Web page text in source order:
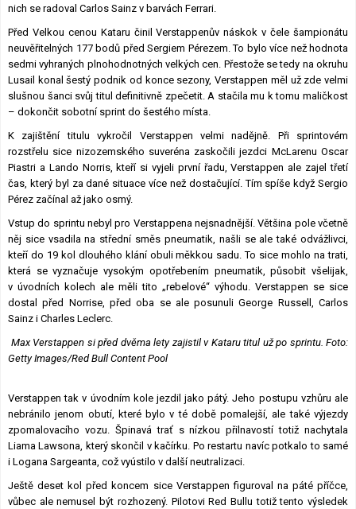
nich se radoval Carlos Sainz v barvách Ferrari.
Před Velkou cenou Kataru činil Verstappenův náskok v čele šampionátu
neuvěřitelných 177 bodů před Sergiem Pérezem. To bylo více než hodnota
sedmi vyhraných plnohodnotných velkých cen. Přestože se tedy na okruhu
Lusail konal šestý podnik od konce sezony, Verstappen měl už zde velmi
slušnou šanci svůj titul definitivně zpečetit. A stačila mu k tomu maličkost
– dokončit sobotní sprint do šestého místa.
K zajištění titulu vykročil Verstappen velmi nadějně. Při sprintovém
rozstřelu sice nizozemského suveréna zaskočili jezdci McLarenu Oscar
Piastri a Lando Norris, kteří si vyjeli první řadu, Verstappen ale zajel třetí
čas, který byl za dané situace více než dostačující. Tím spíše když Sergio
Pérez začínal až jako osmý.
Vstup do sprintu nebyl pro Verstappena nejsnadnější. Většina pole včetně
něj sice vsadila na střední směs pneumatik, našli se ale také odvážlivci,
kteří do 19 kol dlouhého klání obuli měkkou sadu. To sice mohlo na trati,
která se vyznačuje vysokým opotřebením pneumatik, působit všelijak,
v úvodních kolech ale měli tito „rebelové“ výhodu. Verstappen se sice
dostal před Norrise, před oba se ale posunuli George Russell, Carlos
Sainz i Charles Leclerc.
Max Verstappen si před dvěma lety zajistil v Kataru titul už po sprintu. Foto:
Getty Images/Red Bull Content Pool
Verstappen tak v úvodním kole jezdil jako pátý. Jeho postupu vzhůru ale
nebránilo jenom obutí, které bylo v té době pomalejší, ale také výjezdy
zpomalovacího vozu. Špinavá trať s nízkou přilnavostí totiž nachytala
Liama Lawsona, který skončil v kačírku. Po restartu navíc potkalo to samé
i Logana Sargeanta, což vyústilo v další neutralizaci.
Ještě deset kol před koncem sice Verstappen figuroval na páté příčce,
vůbec ale nemusel být rozhozený. Pilotovi Red Bullu totiž tento výsledek